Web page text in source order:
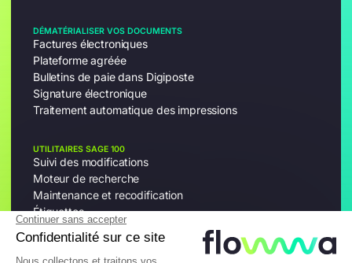
DÉMATÉRIALISER VOS DOCUMENTS
Factures électroniques
Plateforme agréée
Bulletins de paie dans Digiposte
Signature électronique
Traitement automatique des impressions
UTILITAIRES SAGE 100
Suivi des modifications
Moteur de recherche
Maintenance et recodification
Étiquettes
© 2026 Flowwa - Tous droits réservés.